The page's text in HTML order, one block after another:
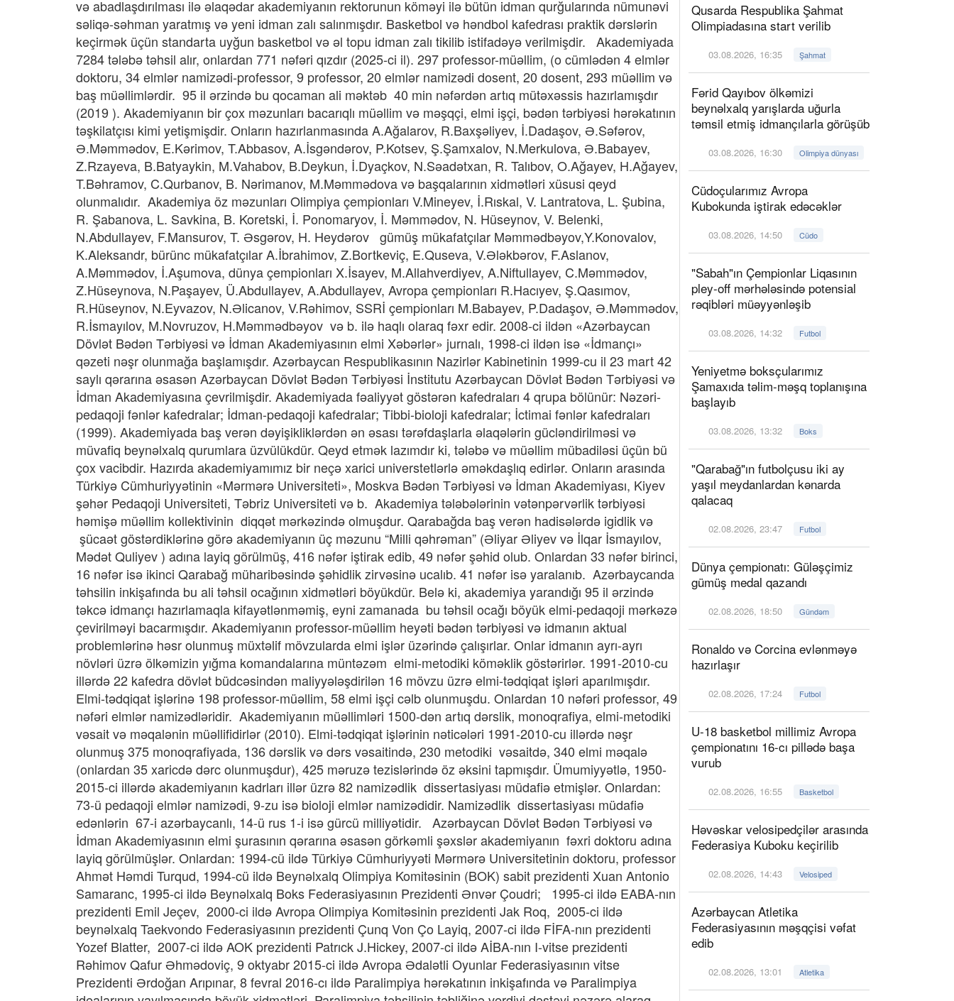
Qusarda Respublika Şahmat
Olimpiadasına start verilib
03.08.2026, 16:35 Şahmat
Fərid Qayıbov ölkəmizi
beynəlxalq yarışlarda uğurla
təmsil etmiş idmançılarla görüşüb
03.08.2026, 16:30 Olimpiya dünyası
Cüdoçularımız Avropa
Kubokunda iştirak edəcəklər
03.08.2026, 14:50 Cüdo
"Sabah"ın Çempionlar Liqasının
pley-off mərhələsində potensial
rəqibləri müəyyənləşib
03.08.2026, 14:32 Futbol
Yeniyetmə boksçularımız
Şamaxıda təlim-məşq toplanışına
başlayıb
03.08.2026, 13:32 Boks
"Qarabağ"ın futbolçusu iki ay
yaşıl meydanlardan kənarda
qalacaq
02.08.2026, 23:47 Futbol
Dünya çempionatı: Güləşçimiz
gümüş medal qazandı
02.08.2026, 18:50 Gündəm
Ronaldo və Corcina evlənməyə
hazırlaşır
02.08.2026, 17:24 Futbol
U-18 basketbol millimiz Avropa
çempionatını 16-cı pillədə başa
vurub
02.08.2026, 16:55 Basketbol
Həvəskar velosipedçilər arasında
Federasiya Kuboku keçirilib
02.08.2026, 14:43 Velosiped
Azərbaycan Atletika
Federasiyasının məşqçisi vəfat
edib
02.08.2026, 13:01 Atletika